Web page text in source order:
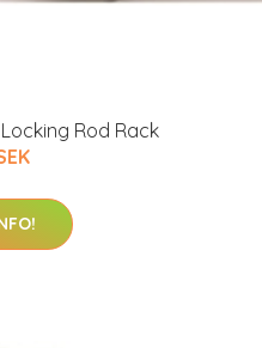
Rod Rack